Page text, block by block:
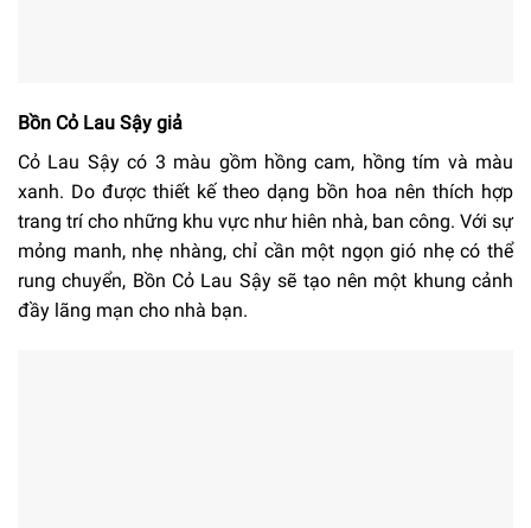
Bồn Cỏ Lau Sậy giả
Cỏ Lau Sậy có 3 màu gồm hồng cam, hồng tím và màu
xanh. Do được thiết kế theo dạng bồn hoa nên thích hợp
trang trí cho những khu vực như hiên nhà, ban công. Với sự
mỏng manh, nhẹ nhàng, chỉ cần một ngọn gió nhẹ có thể
rung chuyển, Bồn Cỏ Lau Sậy sẽ tạo nên một khung cảnh
đầy lãng mạn cho nhà bạn.